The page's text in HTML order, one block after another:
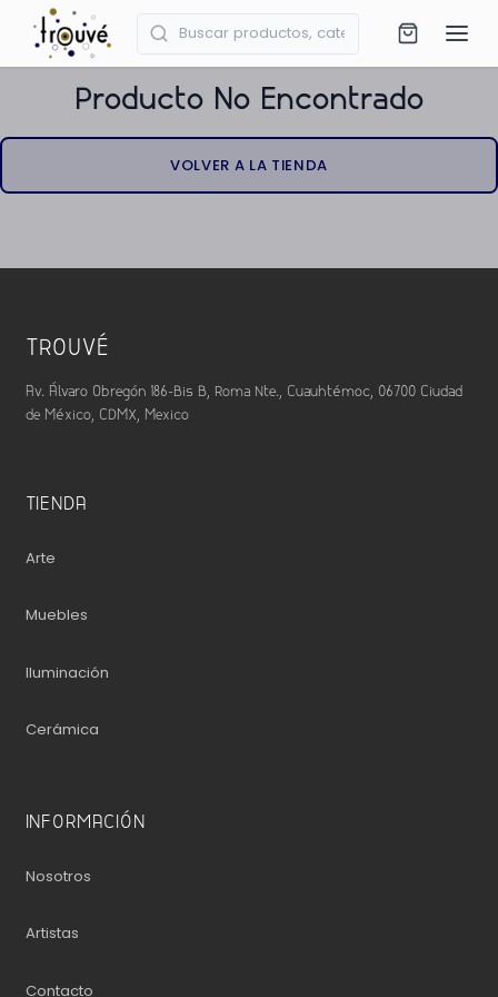
Producto No Encontrado
VOLVER A LA TIENDA
TROUVÉ
Av. Álvaro Obregón 186-Bis B, Roma Nte., Cuauhtémoc, 06700 Ciudad
de México, CDMX, Mexico
TIENDA
Arte
Muebles
Iluminación
Cerámica
INFORMACIÓN
Nosotros
Artistas
Contacto